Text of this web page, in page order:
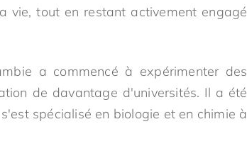
vie, tout en restant activement engagé
a commencé à expérimenter des
de davantage d'universités. Il a été
spécialisé en biologie et en chimie à